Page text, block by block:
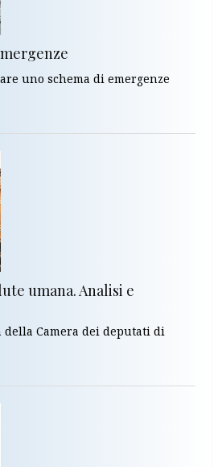
uno schema di emergenze
umana. Analisi e
della Camera dei deputati di